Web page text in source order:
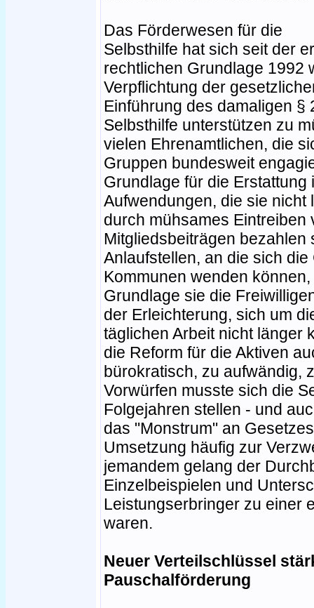
Das Förderwesen für die
Selbsthilfe hat sich seit der
rechtlichen Grundlage 1992
Verpflichtung der
Einführung des damaligen §
Selbsthilfe unterstützen zu
vielen Ehrenamtlichen, die
Gruppen bundesweit
Grundlage für die Erstattung
Aufwendungen, die sie
durch mühsames Eintreiben
Mitgliedsbeiträgen bezahlen
Anlaufstellen, an die sich
Kommunen wenden
Grundlage sie die
der Erleichterung, sich um
täglichen Arbeit nicht länger
die Reform für die Aktiven
bürokratisch, zu aufwändig,
Vorwürfen musste sich die
Folgejahren stellen - und
das "Monstrum" an
Umsetzung häufig zur
jemandem gelang der
Einzelbeispielen und
Leistungserbringer zu einer
waren.
Neuer Verteilschlüssel
Pauschalförderung